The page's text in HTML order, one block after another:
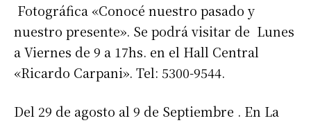
Fotográfica «Conocé nuestro pasado y
nuestro presente». Se podrá visitar de Lunes
a Viernes de 9 a 17hs. en el Hall Central
«Ricardo Carpani». Tel: 5300-9544.
Del 29 de agosto al 9 de Septiembre . En La